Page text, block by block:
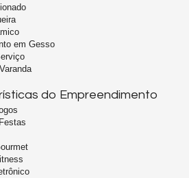
em Gesso
do Empreendimento